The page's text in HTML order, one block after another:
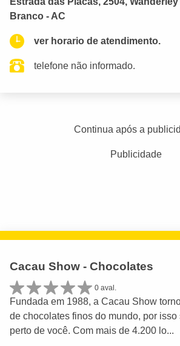
Branco - AC
ver horario de atendimento.
telefone não informado.
Continua após a
Publicidade
Cacau Show - Chocolates
0 aval.
Fundada em 1988, a Cacau Show
de chocolates finos do mundo, por isso
perto de você. Com mais de 4.200 lo...